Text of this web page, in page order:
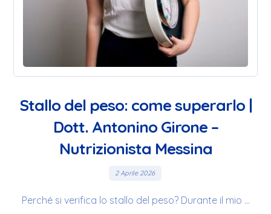
Stallo del peso: come superarlo |
Dott. Antonino Girone –
Nutrizionista Messina
2 Aprile 2026
Perché si verifica lo stallo del peso? Durante il mio ...